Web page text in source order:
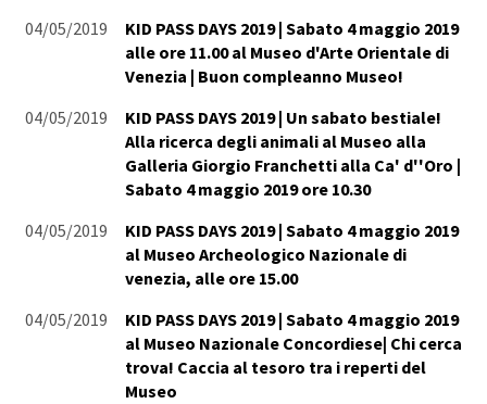
04/05/2019
KID PASS DAYS 2019 | Sabato 4 maggio 2019
alle ore 11.00 al Museo d'Arte Orientale di
Venezia | Buon compleanno Museo!
04/05/2019
KID PASS DAYS 2019 | Un sabato bestiale!
Alla ricerca degli animali al Museo alla
Galleria Giorgio Franchetti alla Ca' d''Oro |
Sabato 4 maggio 2019 ore 10.30
04/05/2019
KID PASS DAYS 2019 | Sabato 4 maggio 2019
al Museo Archeologico Nazionale di
venezia, alle ore 15.00
04/05/2019
KID PASS DAYS 2019 | Sabato 4 maggio 2019
al Museo Nazionale Concordiese| Chi cerca
trova! Caccia al tesoro tra i reperti del
Museo